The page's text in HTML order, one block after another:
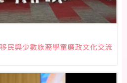
民與少數族裔學童廉政文化交流